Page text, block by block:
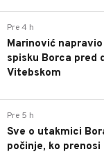
Pre 4 h
Marinović
spisku Borca pred
Vitebskom
Pre 5 h
Sve o utakmici
počinje, ko